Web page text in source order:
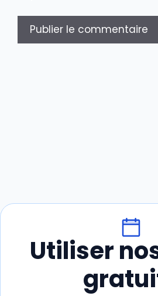
Utiliser